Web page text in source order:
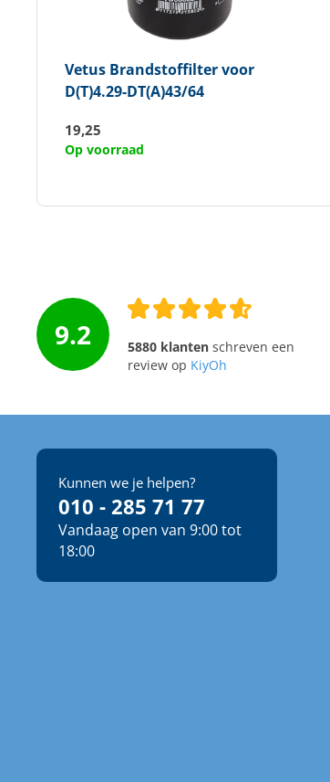
VetusBrandstoffilter voor
D(T)4.29-DT(A)43/64
19,25
Op voorraad
9.2 5880 klantenschreven een
review op KiyOh
Kunnen we je helpen?
010 - 285 71 77
Vandaag open van 9:00 tot
18:00